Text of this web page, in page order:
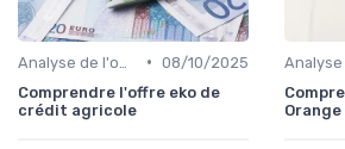
• 08/10/2025
Comprendre l'offre eko de
crédit agricole
Orange